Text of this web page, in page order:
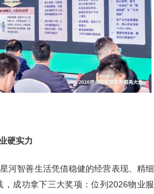
硬实力
河智善生活凭借稳健的经营表现、精细
成功拿下三大奖项：位列2026物业服